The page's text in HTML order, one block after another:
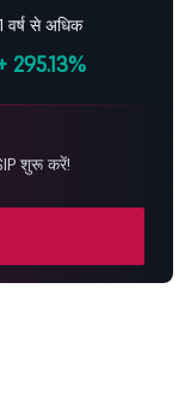
वर्ष से अधिक
295.13%
शुरू करें!